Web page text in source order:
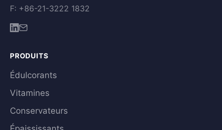
F: +86-21-3222 1832
PRODUITS
Édulcorants
Vitamines
Conservateurs